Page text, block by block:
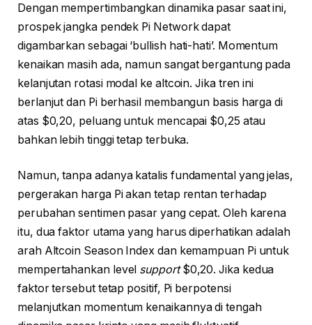
Dengan mempertimbangkan dinamika pasar saat ini,
prospek jangka pendek Pi Network dapat
digambarkan sebagai ‘bullish hati-hati’. Momentum
kenaikan masih ada, namun sangat bergantung pada
kelanjutan rotasi modal ke altcoin. Jika tren ini
berlanjut dan Pi berhasil membangun basis harga di
atas $0,20, peluang untuk mencapai $0,25 atau
bahkan lebih tinggi tetap terbuka.
Namun, tanpa adanya katalis fundamental yang jelas,
pergerakan harga Pi akan tetap rentan terhadap
perubahan sentimen pasar yang cepat. Oleh karena
itu, dua faktor utama yang harus diperhatikan adalah
arah Altcoin Season Index dan kemampuan Pi untuk
mempertahankan level support$0,20. Jika kedua
faktor tersebut tetap positif, Pi berpotensi
melanjutkan momentum kenaikannya di tengah